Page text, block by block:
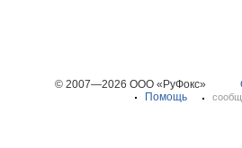
© 2007—2026 ООО «РуФокс»
Помощь